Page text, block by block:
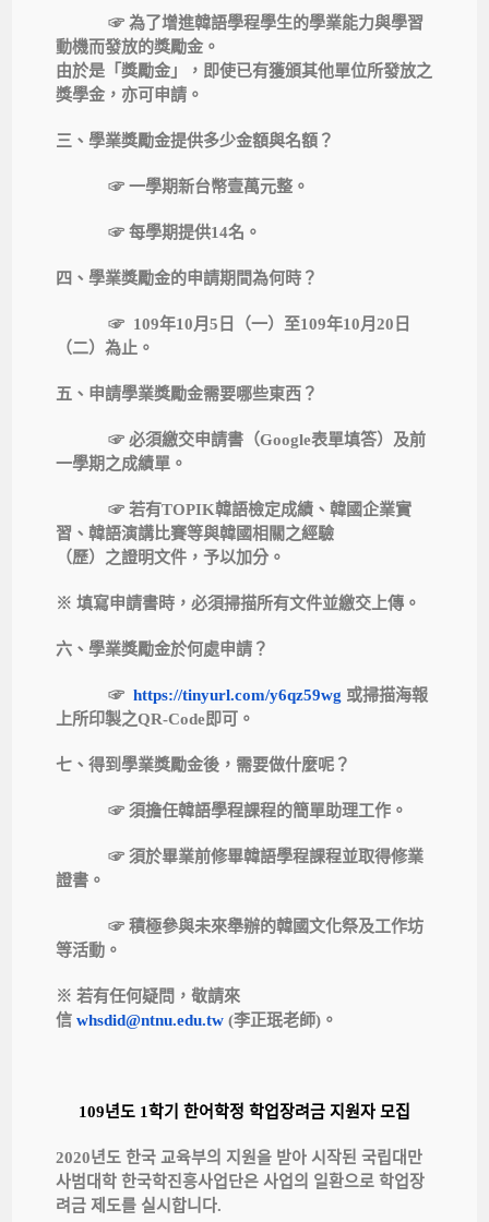
☞ 為了增進韓語學程學生的學業能力與學習
動機而發放的獎勵金。
由於是「獎勵金」，即使已有獲頒其他單位所發放之
獎學金，亦可申請。
三、學業獎勵金提供多少金額與名額？
☞ 一學期新台幣壹萬元整。
☞ 每學期提供14名。
四、學業獎勵金的申請期間為何時？
☞ 109年10月5日（一）至109年10月20日
（二）為止。
五、申請學業獎勵金需要哪些東西？
☞ 必須繳交申請書（Google表單填答）及前
一學期之成績單。
☞ 若有TOPIK韓語檢定成績、韓國企業實
習、韓語演講比賽等與韓國相關之經驗
（歷）之證明文件，予以加分。
※ 填寫申請書時，必須掃描所有文件並繳交上傳。
六、學業獎勵金於何處申請？
☞ https://tinyurl.com/y6qz59wg 或掃描海報
上所印製之QR-Code即可。
七、得到學業獎勵金後，需要做什麼呢？
☞ 須擔任韓語學程課程的簡單助理工作。
☞ 須於畢業前修畢韓語學程課程並取得修業
證書。
☞ 積極參與未來舉辦的韓國文化祭及工作坊
等活動。
※ 若有任何疑問，敬請來
信whsdid@ntnu.edu.tw (李正珉老師)。
109년도 1학기 한어학정 학업장려금 지원자 모집
2020년도 한국 교육부의 지원을 받아 시작된 국립대만
사범대학 한국학진흥사업단은 사업의 일환으로 학업장
려금 제도를 실시합니다.